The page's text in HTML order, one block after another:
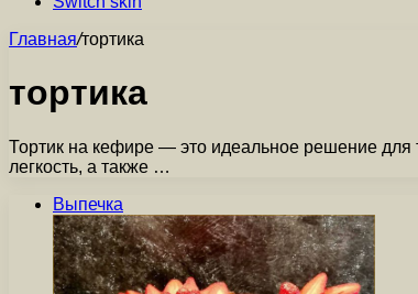
Главная/тортика
тортика
Тортик на кефире — это идеальное решение для
легкость, а также …
Выпечка